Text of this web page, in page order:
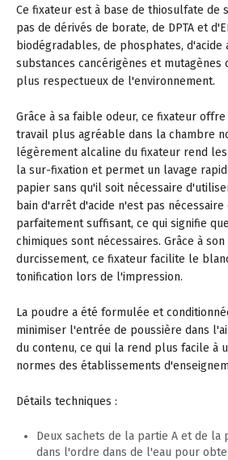
Ce fixateur est à base de thiosulfate de
pas de dérivés de borate, de DPTA et
biodégradables, de phosphates, d'acide
substances cancérigènes et mutagènes
plus respectueux de
Grâce à sa faible odeur, ce fixateur
travail plus agréable dans la chambre
légèrement alcaline du fixateur rend
la sur-fixation et permet un lavage
papier sans qu'il soit nécessaire
bain d'arrêt d'acide n'est pas
parfaitement suffisant, ce qui signifie
chimiques sont nécessaires. Grâce à
durcissement, ce fixateur facilite le
tonification lors de l'impression.
La poudre a été formulée et
minimiser l'entrée de poussière dans
du contenu, ce qui la rend plus facile à
normes des établissements
Détails techniques :
Deux sachets de la partie A et de la
dans l'ordre dans de l'eau pour